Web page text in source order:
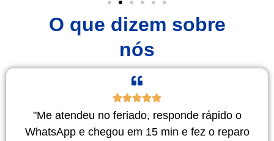
O que dizem sobre
nós
"Me atendeu no feriado, responde rápido o
WhatsApp e chegou em 15 min e fez o reparo